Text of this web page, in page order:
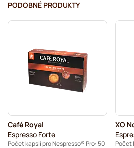
Káva bez kofeinu pro Nespresso® Pro
Kapsle pro Nespresso® Pro
Gimoka kapsle pro Nespresso® Pro
Kaffekapslen pro Nespresso®
PODOBNÉ PRODUKTY
Café Royal
Espresso Forte
Počet kapslí pro Nespresso® Pro: 50
XO
Počet